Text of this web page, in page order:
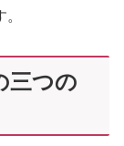
三つの